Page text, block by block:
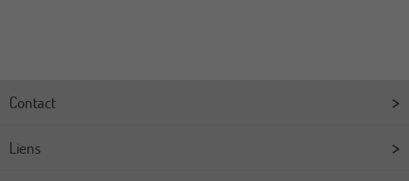
Contact
Liens